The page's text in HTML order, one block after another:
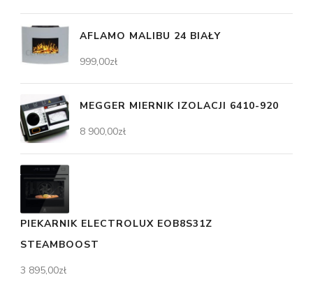
AFLAMO MALIBU 24 BIAŁY
999,00zł
MEGGER MIERNIK IZOLACJI 6410-920
8 900,00zł
PIEKARNIK ELECTROLUX EOB8S31Z
STEAMBOOST
3 895,00zł